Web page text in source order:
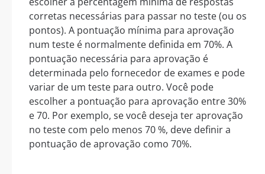
corretas necessárias para passar no teste (ou os
pontos). A pontuação mínima para aprovação
num teste é normalmente definida em 70%. A
pontuação necessária para aprovação é
determinada pelo fornecedor de exames e pode
variar de um teste para outro. Você pode
escolher a pontuação para aprovação entre 30%
e 70. Por exemplo, se você deseja ter aprovação
no teste com pelo menos 70 %, deve definir a
pontuação de aprovação como 70%.